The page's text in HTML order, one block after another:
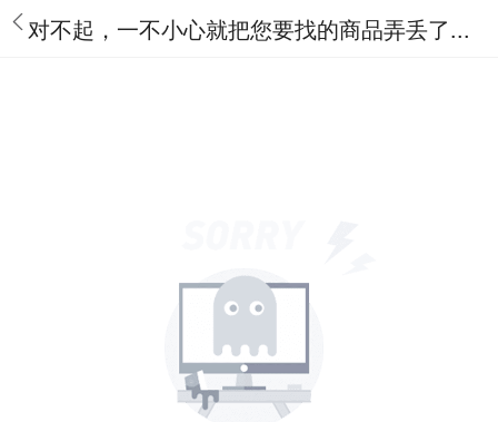
对不起，一不小心就把您要找的商品弄丢了...